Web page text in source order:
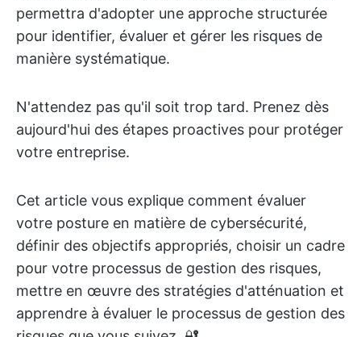
permettra d'adopter une approche structurée
pour identifier, évaluer et gérer les risques de
manière systématique.
N'attendez pas qu'il soit trop tard. Prenez dès
aujourd'hui des étapes proactives pour protéger
votre entreprise.
Cet article vous explique comment évaluer
votre posture en matière de cybersécurité,
définir des objectifs appropriés, choisir un cadre
pour votre processus de gestion des risques,
mettre en œuvre des stratégies d'atténuation et
apprendre à évaluer le processus de gestion des